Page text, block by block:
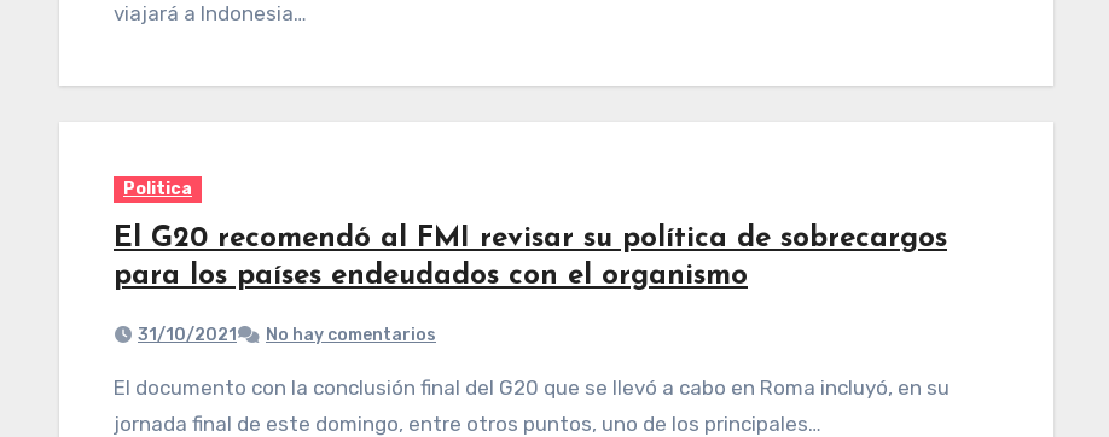
viajará a Indonesia…
Politica
El G20 recomendó al FMI revisar su política de sobrecargos
para los países endeudados con el organismo
31/10/2021 No hay comentarios
El documento con la conclusión final del G20 que se llevó a cabo en Roma incluyó, en su
jornada final de este domingo, entre otros puntos, uno de los principales…